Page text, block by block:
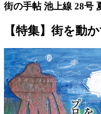
街の手帖 池上線 28号
【特集】街を動